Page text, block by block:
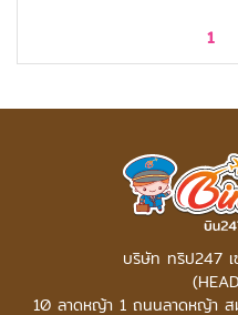
1
บริษัท ทริป247 เ
10 ลาดหญ้า 1 ถนนลาดหญ้า ส